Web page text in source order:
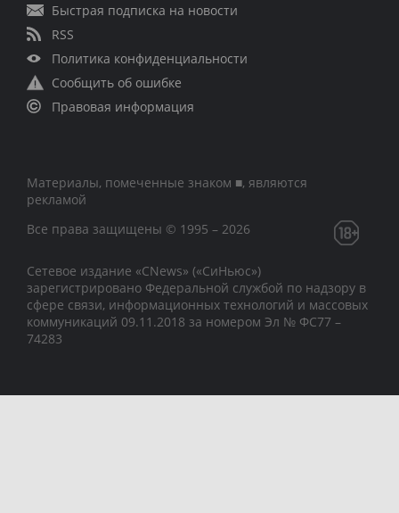
Быстрая подписка на новости
RSS
Политика конфиденциальности
Сообщить об ошибке
Правовая информация
Материалы, помеченные знаком ■, являются
рекламой
Все права защищены © 1995 – 2026
Сетевое издание «CNews» («СиНьюс»)
зарегистрировано Федеральной службой по надзору в
сфере связи, информационных технологий и массовых
коммуникаций 09.11.2018 за номером Эл № ФС77 –
74283